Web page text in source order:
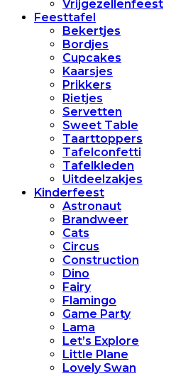
Vrijgezellenfeest
Feesttafel
Bekertjes
Bordjes
Cupcakes
Kaarsjes
Prikkers
Rietjes
Servetten
Sweet Table
Taarttoppers
Tafelconfetti
Tafelkleden
Uitdeelzakjes
Kinderfeest
Astronaut
Brandweer
Cats
Circus
Construction
Dino
Fairy
Flamingo
Game Party
Lama
Let’s Explore
Little Plane
Lovely Swan